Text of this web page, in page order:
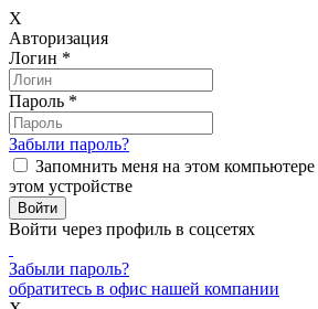
X
Авторизация
Логин *
Пароль *
Забыли пароль?
Запомнить меня на этом компьютере
этом устройстве
Войти через профиль в соцсетях
Забыли пароль?
обратитесь в офис нашей компании